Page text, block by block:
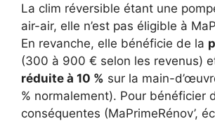
La clim réversible étant une
air-air, elle n’est pas éligible à
En revanche, elle bénéficie de la
(300 à 900 € selon les revenus)
réduite à 10 % sur la main-
% normalement). Pour bénéficier
conséquentes (MaPrimeRénov’,